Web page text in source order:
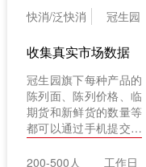
快消/泛快消 冠生园
收集真实市场数据
冠生园旗下每种产品的
陈列面、陈列价格、临
期货和新鲜货的数量等
都可以通过手机提交。
在提交数据的同时，通
过拍照上传所在门店的
200-500人
工作日